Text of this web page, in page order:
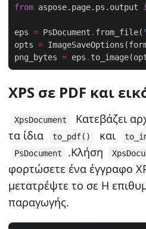
from aspose.page.ps.output
eps = PsDocument . from_file(
opts =
png_bytes = eps .
XPS σε PDF και
XpsDocument
Κατεβάζει
τα ίδια
to_pdf() και
PsDocument .Κλήση
φορτώσετε ένα έγγραφο
μετατρέψτε το σε Η
παραγωγής.